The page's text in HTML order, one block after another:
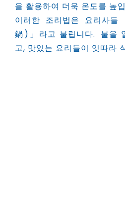
을 활용하여 더욱 온도를 높
이러한 조리법은 요리사
鍋)」라고 불립니다. 불을
고, 맛있는 요리들이 잇따라